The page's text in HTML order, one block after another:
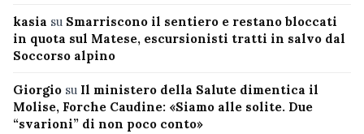
kasia su Smarriscono il sentiero e restano bloccati
in quota sul Matese, escursionisti tratti in salvo dal
Soccorso alpino
Giorgio su Il ministero della Salute dimentica il
Molise, Forche Caudine: «Siamo alle solite. Due
“svarioni” di non poco conto»